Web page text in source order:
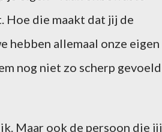
Hoe die maakt dat jij de
hebben allemaal onze eigen
nog niet zo scherp gevoeld
Maar ook de persoon die jij